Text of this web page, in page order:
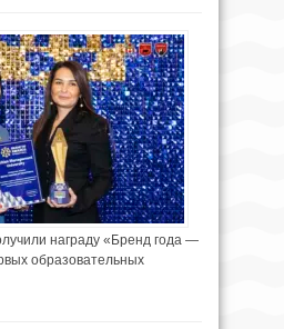
награду «Бренд года —
образовательных